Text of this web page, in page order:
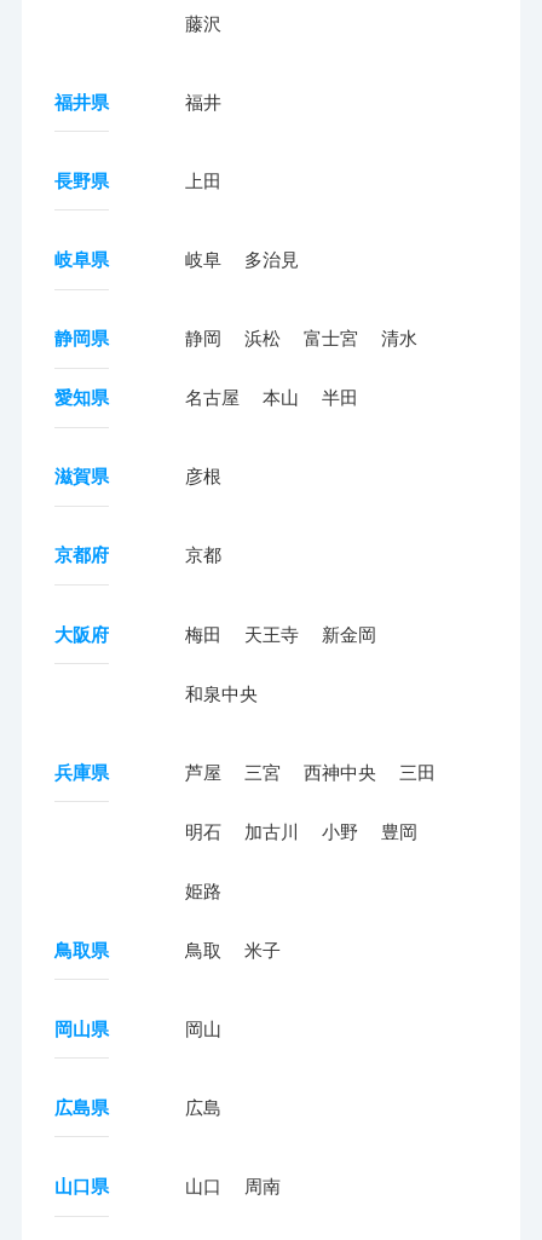
藤沢
福井県 福井
長野県 上田
岐阜県 岐阜 多治見
静岡県 静岡 浜松 富士宮 清水
愛知県 名古屋 本山 半田
滋賀県 彦根
京都府 京都
大阪府 梅田 天王寺 新金岡
和泉中央
兵庫県 芦屋 三宮 西神中央 三田
明石 加古川 小野 豊岡
姫路
鳥取県 鳥取 米子
岡山県 岡山
広島県 広島
山口県 山口 周南